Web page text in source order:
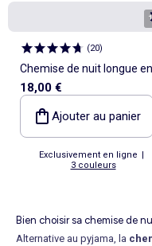
1
(20)
Chemise de nuit longue en
voile de coton
18,00 €
Ajouter au panier
Exclusivement en ligne |
3 couleurs
Bien choisir sa chemise de
Alternative au pyjama, la